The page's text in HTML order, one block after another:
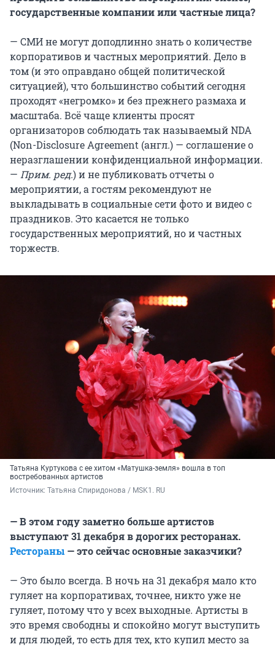
государственные компании или частные лица?
— СМИ не могут доподлинно знать о количестве
корпоративов и частных мероприятий. Дело в
том (и это оправдано общей политической
ситуацией), что большинство событий сегодня
проходят «негромко» и без прежнего размаха и
масштаба. Всё чаще клиенты просят
организаторов соблюдать так называемый NDA
(Non-Disclosure Agreement (англ.) — соглашение о
неразглашении конфиденциальной информации.
— Прим. ред.) и не публиковать отчеты о
мероприятии, а гостям рекомендуют не
выкладывать в социальные сети фото и видео с
праздников. Это касается не только
государственных мероприятий, но и частных
торжеств.
Татьяна Куртукова с ее хитом «Матушка-земля» вошла в топ
востребованных артистов
Источник: Татьяна Спиридонова / MSK1. RU
— В этом году заметно больше артистов
выступают 31 декабря в дорогих ресторанах.
Рестораны — это сейчас основные заказчики?
— Это было всегда. В ночь на 31 декабря мало кто
гуляет на корпоративах, точнее, никто уже не
гуляет, потому что у всех выходные. Артисты в
это время свободны и спокойно могут выступить
и для людей, то есть для тех, кто купил место за